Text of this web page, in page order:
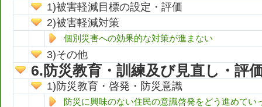
被害軽減目標の設定・評価
被害軽減対策
個別災害への効果的な対策が進まない
その他
防災教育・訓練及び見直し・評
防災教育・啓発・防災意識
防災に興味のない住民の意識啓発をどう進めてい